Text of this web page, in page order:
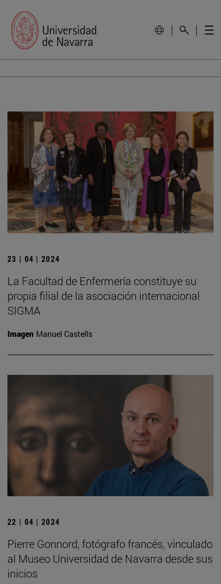
23 | 04 | 2024
La Facultad de Enfermería constituye su
propia filial de la asociación internacional
SIGMA
Imagen Manuel Castells
22 | 04 | 2024
Pierre Gonnord, fotógrafo francés, vinculado
al Museo Universidad de Navarra desde sus
inicios